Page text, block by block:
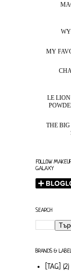
MY
LE
THE
FOLLOW
GALAXY
SEARCH
BRANDS &
[TAG] (2)